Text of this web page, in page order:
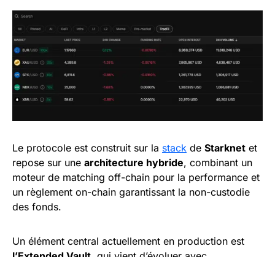
Le protocole est construit sur la stack de Starknet et
repose sur une architecture hybride, combinant un
moteur de matching off-chain pour la performance et
un règlement on-chain garantissant la non-custodie
des fonds.
Un élément central actuellement en production est